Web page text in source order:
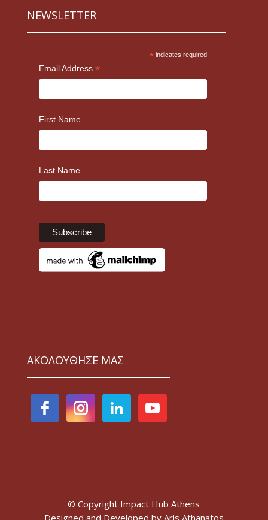
NEWSLETTER
* indicates required
Email Address *
First Name
Last Name
ΑΚΟΛΟΥΘΗΣΕ ΜΑΣ
© Copyright Impact Hub Athens